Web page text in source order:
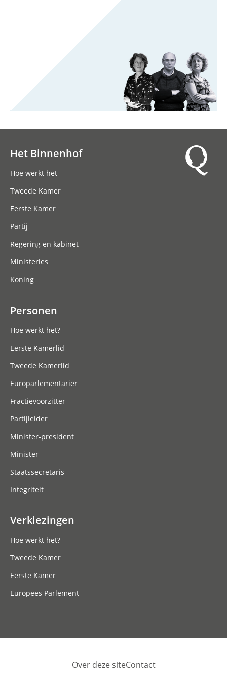
Het Binnenhof
Hoe werkt het
Tweede Kamer
Eerste Kamer
Partij
Regering en kabinet
Ministeries
Koning
Personen
Hoe werkt het?
Eerste Kamerlid
Tweede Kamerlid
Europarlementariër
Fractievoorzitter
Partijleider
Minister-president
Minister
Staatssecretaris
Integriteit
Verkiezingen
Hoe werkt het?
Tweede Kamer
Eerste Kamer
Europees Parlement
Footer
Over deze siteContact